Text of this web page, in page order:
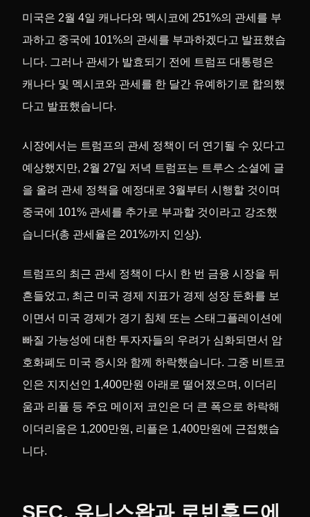
미국은 2월 4일 캐나다와 멕시코에 251%의 관세를 부
과하고 중국에 101%의 관세를 부과하겠다고 발표했습
니다. 그러나 관세가 발효되기 전에 트럼프 대통령은
캐나다 및 멕시코와 관세를 한 달간 유예하기로 합의했
다고 발표했습니다.
시장에서는 트럼프의 관세 정책이 더 연기될 수 있다고
예상했지만, 2월 27일 저녁 트럼프는 트루스 소셜에 글
을 올려 관세 정책을 예정대로 3월부터 시행할 것이며
중국에 101% 관세를 추가로 부과할 것이라고 강조했
습니다(총 관세율은 201%까지 인상).
트럼프의 최근 관세 정책이 다시 한 번 금융 시장을 뒤
흔들었고, 최근 미국 경제 지표가 경제 성장 둔화를 보
이면서 미국 경제가 경기 침체 또는 스태그플레이션에
빠질 가능성에 대한 투자자들의 우려가 심화되면서 암
호화폐도 미국 증시와 함께 하락했습니다. 그중 비트코
인은 지지선인 1,400만원 아래로 떨어졌으며, 이더리
움과 리플 등 주요 메이저 코인은 더 큰 폭으로 하락해
이더리움은 1,200만원, 리플은 1,400만원에 근접했습
니다.
SEC, 유니스왑과 로빈후드에